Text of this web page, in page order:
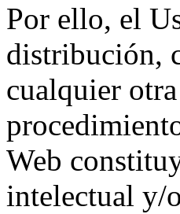
Por ello, el
distribución,
cualquier
Web
intelectual y/